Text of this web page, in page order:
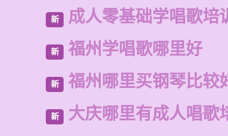
新 成人零基础学唱歌培
新 福州学唱歌哪里好
新 福州哪里买钢琴比较
新 大庆哪里有成人唱歌